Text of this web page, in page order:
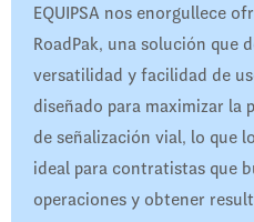
EQUIPSA nos enorgullece
RoadPak, una solución que
versatilidad y facilidad de
diseñado para maximizar la
de señalización vial, lo que
ideal para contratistas que
operaciones y obtener